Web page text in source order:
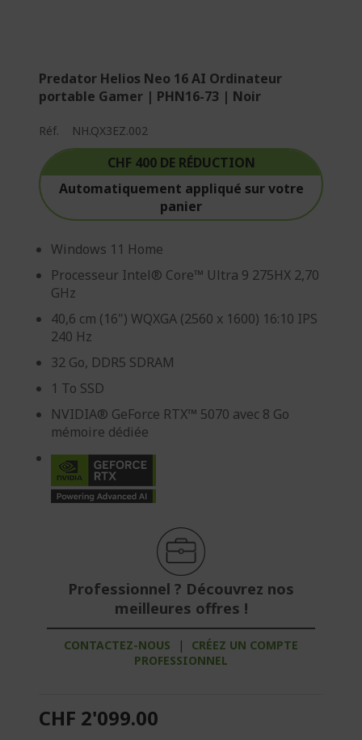
Predator Helios Neo 16 AI Ordinateur
portable Gamer | PHN16-73 | Noir
Réf. NH.QX3EZ.002
CHF 400 DE RÉDUCTION
Automatiquement appliqué sur votre
panier
Windows 11 Home
Processeur Intel® Core™ Ultra 9 275HX 2,70
GHz
40,6 cm (16") WQXGA (2560 x 1600) 16:10 IPS
240 Hz
32 Go, DDR5 SDRAM
1 To SSD
NVIDIA® GeForce RTX™ 5070 avec 8 Go
mémoire dédiée
Professionnel ? Découvrez nos
meilleures offres !
CONTACTEZ-NOUS |
CRÉEZ UN COMPTE
PROFESSIONNEL
CHF 2'099.00